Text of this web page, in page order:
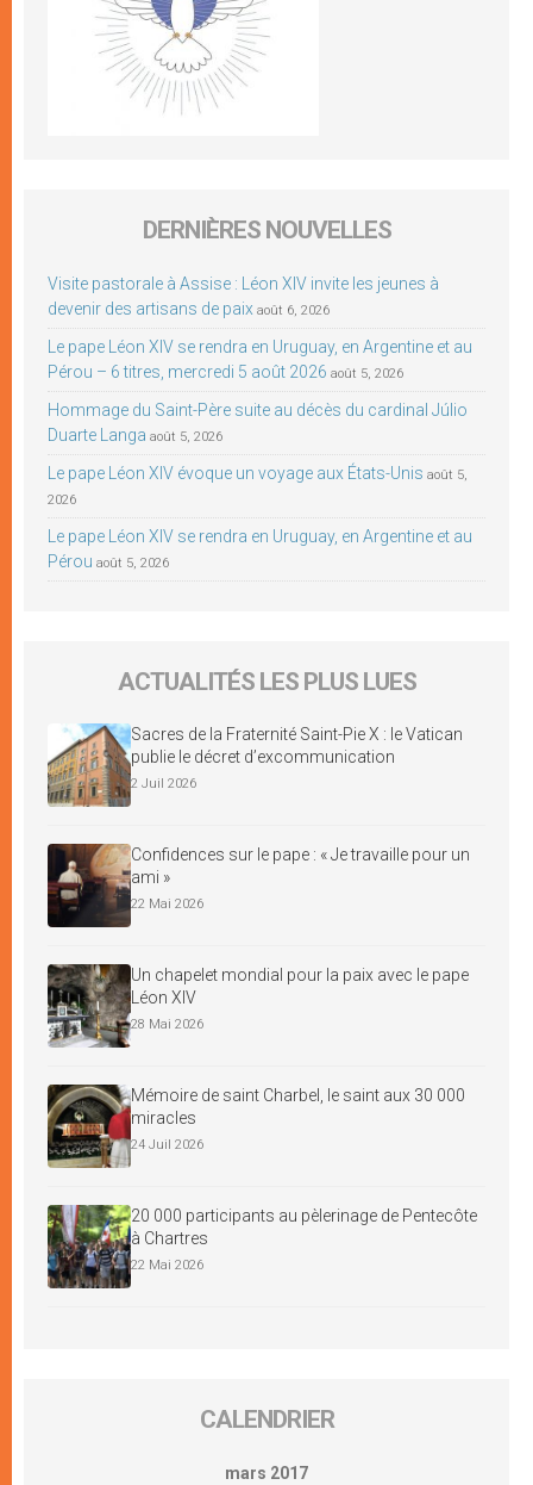
DERNIÈRES NOUVELLES
Visite pastorale à Assise : Léon XIV invite les jeunes à
devenir des artisans de paix août 6, 2026
Le pape Léon XIV se rendra en Uruguay, en Argentine et au
Pérou – 6 titres, mercredi 5 août 2026 août 5, 2026
Hommage du Saint-Père suite au décès du cardinal Júlio
Duarte Langa août 5, 2026
Le pape Léon XIV évoque un voyage aux États-Unis août 5,
2026
Le pape Léon XIV se rendra en Uruguay, en Argentine et au
Pérou août 5, 2026
ACTUALITÉS LES PLUS LUES
Sacres de la Fraternité Saint-Pie X : le Vatican
publie le décret d’excommunication
2 Juil 2026
Confidences sur le pape : « Je travaille pour un
ami »
22 Mai 2026
Un chapelet mondial pour la paix avec le pape
Léon XIV
28 Mai 2026
Mémoire de saint Charbel, le saint aux 30 000
miracles
24 Juil 2026
20 000 participants au pèlerinage de Pentecôte
à Chartres
22 Mai 2026
CALENDRIER
mars 2017